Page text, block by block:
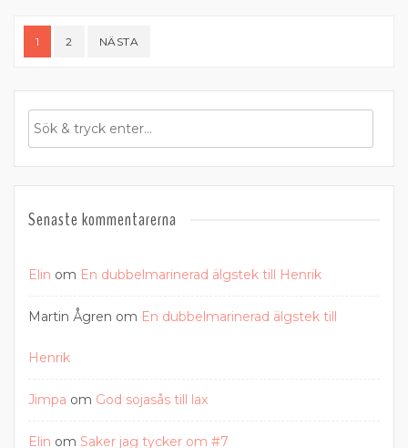
Sidnumrering
för
1 2 NÄSTA
Senaste kommentarerna
Elin om En dubbelmarinerad älgstek till Henrik
Martin Ågren om En dubbelmarinerad älgstek till
Henrik
Jimpa om God sojasås till lax
Elin om Saker jag tycker om #7